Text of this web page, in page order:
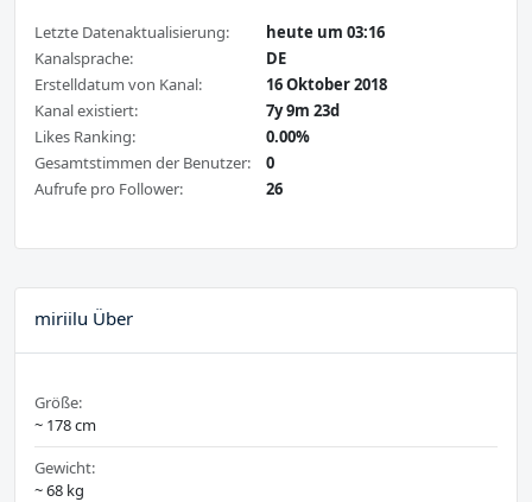
Letzte Datenaktualisierung:
heute um 03:16
Kanalsprache:
DE
Erstelldatum von Kanal:
16 Oktober 2018
Kanal existiert:
7y 9m 23d
Likes Ranking:
0.00%
Gesamtstimmen der Benutzer:
0
Aufrufe pro Follower:
26
miriilu Über
Größe:
~ 178 cm
Gewicht:
~ 68 kg